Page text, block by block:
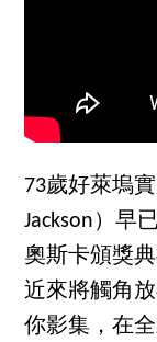
73歲好萊塢
Jackson）早
奧斯卡頒獎
近來將觸角
你影集，在